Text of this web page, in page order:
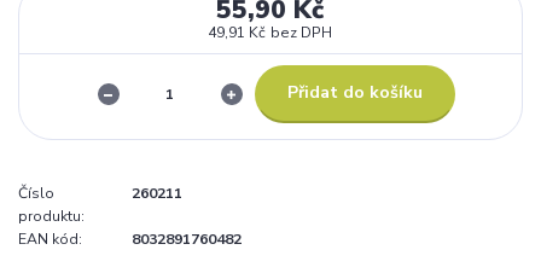
55,90 Kč
49,91 Kč bez DPH
Přidat do košíku
Číslo
produktu:
260211
EAN kód: 8032891760482